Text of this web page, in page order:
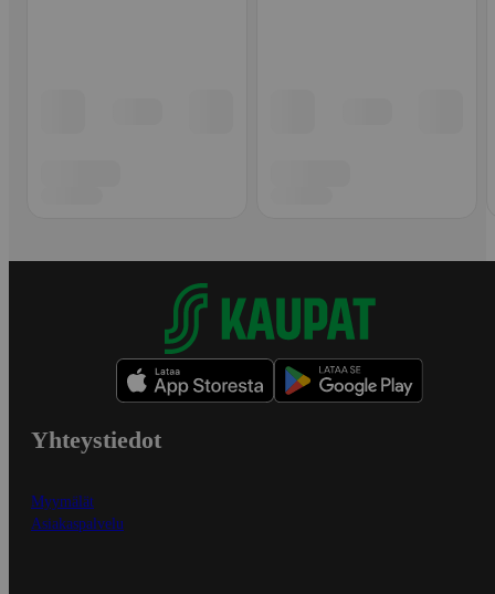
Yhteystiedot
Myymälät
Asiakaspalvelu